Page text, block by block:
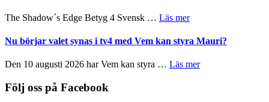
och
The Shadow´s Edge Betyg 4 Svensk … Läs merom
The
Edge
Nu börjar valet synas i tv4 med Vem kan styra Mauri?
Den 10 augusti 2026 har Vem kan styra … Läs merom
Följ oss på Facebook